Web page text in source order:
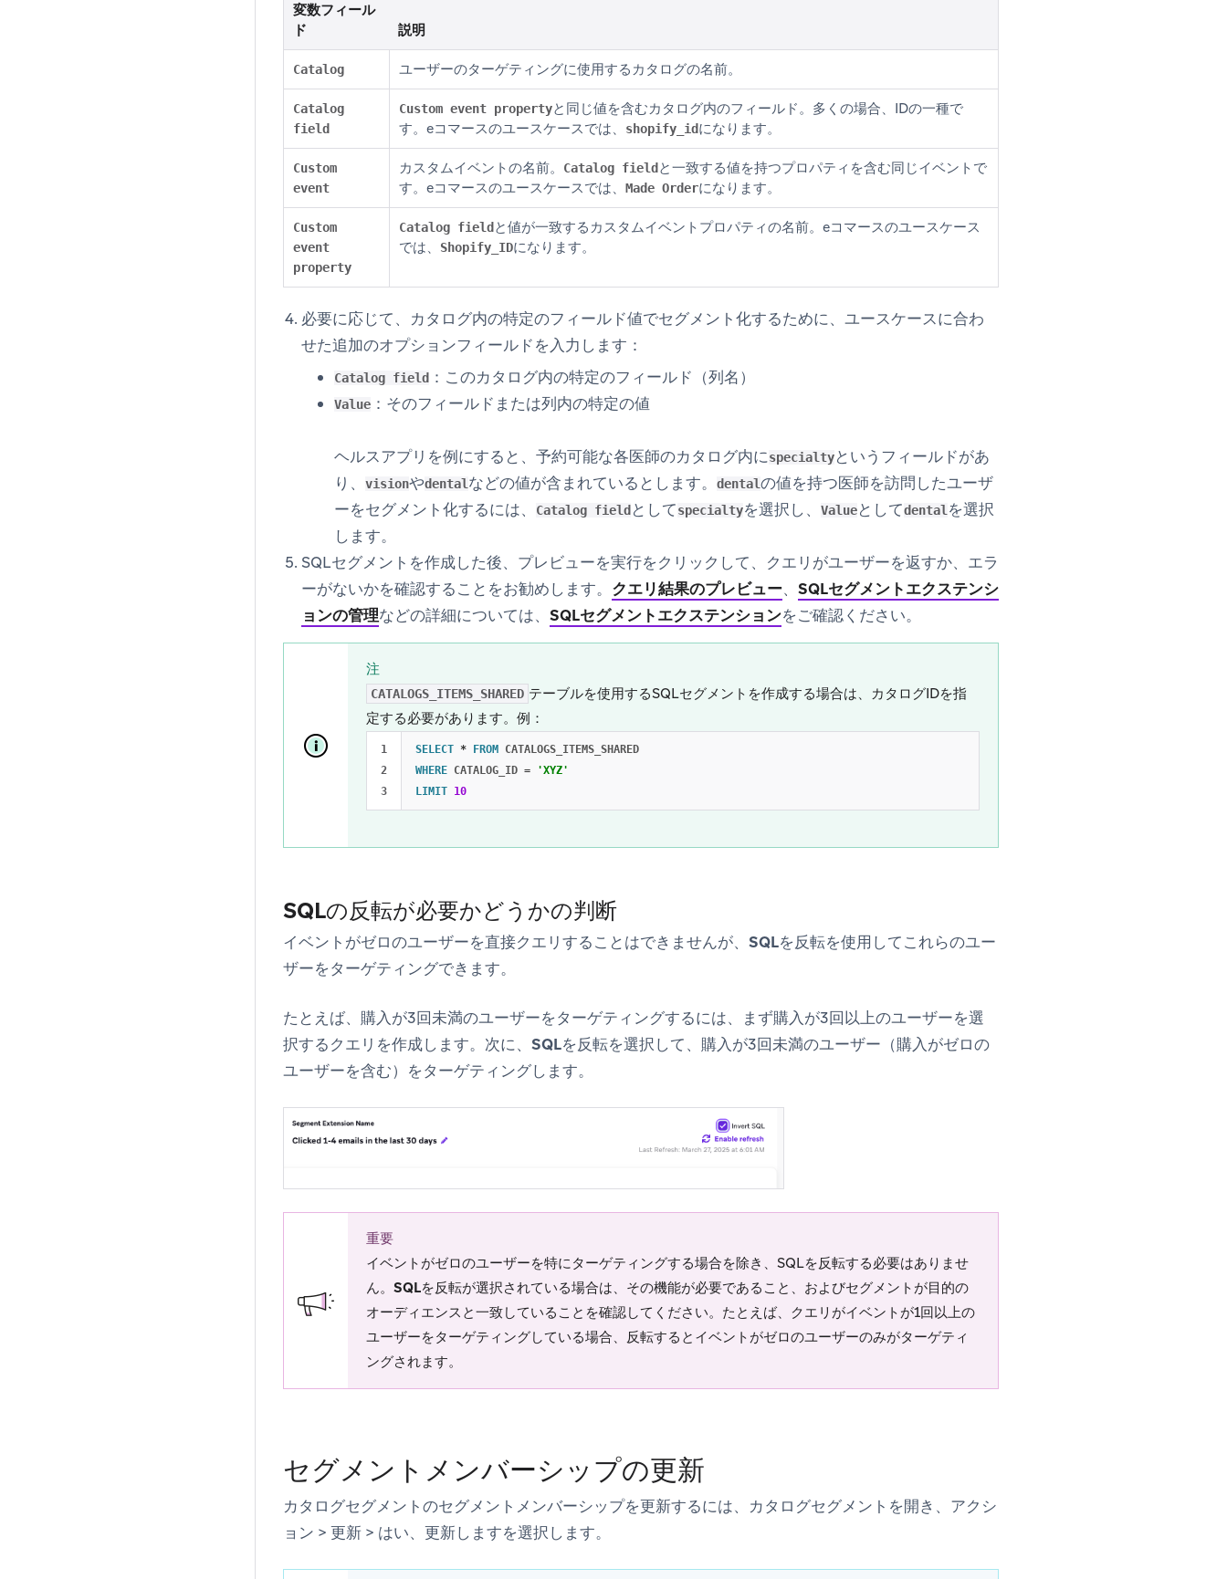
変数フィール
ド
説明
Catalog ユーザーのターゲティングに使用するカタログの名前。
Catalog
field
Custom event propertyと同じ値を含むカタログ内のフィールド。多くの場合、IDの一種で
す。eコマースのユースケースでは、
shopify_idになります。
Custom
event
カスタムイベントの名前。 Catalog field と一致する値を持つプロパティを含む同じイベントで
す。eコマースのユースケースでは、
Made Orderになります。
Custom
event
property
Catalog field と値が一致するカスタムイベントプロパティの名前。eコマースのユースケース
では、
Shopify_IDになります。
必要に応じて、カタログ内の特定のフィールド値でセグメント化するために、ユースケースに合わ
せた追加のオプションフィールドを入力します：
Catalog field ：このカタログ内の特定のフィールド（列名）
Value ：そのフィールドまたは列内の特定の値
ヘルスアプリを例にすると、予約可能な各医師のカタログ内にspecialtyというフィールドがあ
り、
visionやdental などの値が含まれているとします。 dentalの値を持つ医師を訪問したユーザ
ーをセグメント化するには、
Catalog field としてspecialtyを選択し、 Valueとしてdental を選択
します。
SQLセグメントを作成した後、 プレビューを実行をクリックして、クエリがユーザーを返すか、エラ
ーがないかを確認することをお勧めします。 クエリ結果のプレビュー、 SQLセグメントエクステンシ
ョンの管理などの詳細については、 SQLセグメントエクステンションをご確認ください。
注
CATALOGS_ITEMS_SHARED テーブルを使用するSQLセグメントを作成する場合は、カタログIDを指
定する必要があります。例：
1
2
SELECT * FROM
CATALOGS_ITEMS_SHARED
WHERE CATALOG_ID =
'XYZ'
LIMIT 10
SQLの反転が必要かどうかの判断
イベントがゼロのユーザーを直接クエリすることはできませんが、 SQLを反転を使用してこれらのユー
ザーをターゲティングできます。
たとえば、購入が3回未満のユーザーをターゲティングするには、まず購入が3回以上のユーザーを選
択するクエリを作成します。次に、 SQLを反転を選択して、購入が3回未満のユーザー（購入がゼロの
ユーザーを含む）をターゲティングします。
重要
イベントがゼロのユーザーを特にターゲティングする場合を除き、SQLを反転する必要はありませ
ん。 SQLを反転が選択されている場合は、その機能が必要であること、およびセグメントが目的の
オーディエンスと一致していることを確認してください。たとえば、クエリがイベントが1回以上の
ユーザーをターゲティングしている場合、反転するとイベントがゼロのユーザーのみがターゲティ
ングされます。
セグメントメンバーシップの更新
カタログセグメントのセグメントメンバーシップを更新するには、カタログセグメントを開き、 アクシ
ョン > 更新 > はい、更新しますを選択します。